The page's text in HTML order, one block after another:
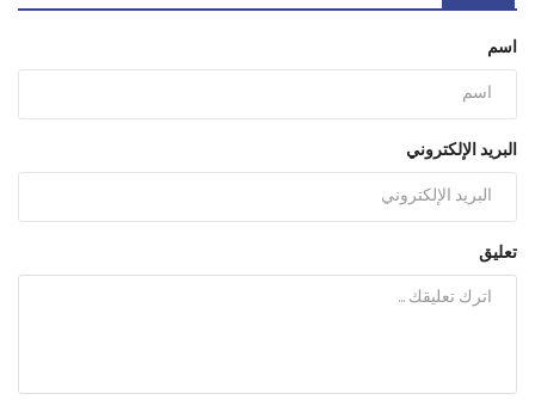
اسم
البريد الإلكتروني
تعليق